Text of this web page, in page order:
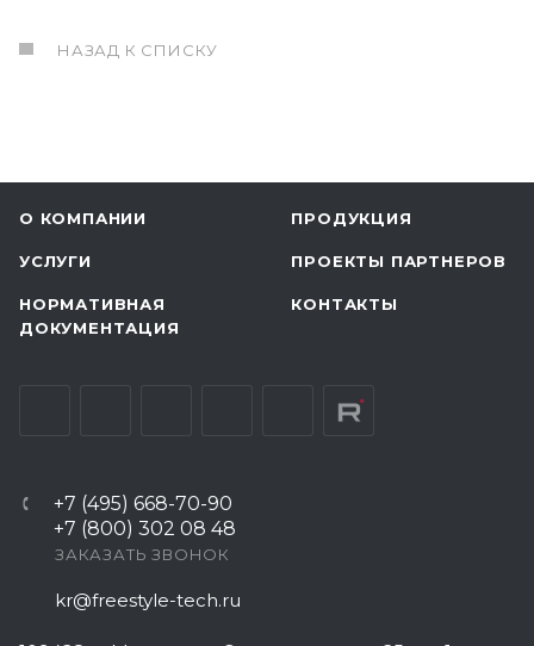
НАЗАД К СПИСКУ
О КОМПАНИИ ПРОДУКЦИЯ
УСЛУГИ ПРОЕКТЫ ПАРТНЕРОВ
НОРМАТИВНАЯ
ДОКУМЕНТАЦИЯ
КОНТАКТЫ
+7 (495) 668-70-90
+7 (800) 302 08 48
ЗАКАЗАТЬ ЗВОНОК
kr@freestyle-tech.ru